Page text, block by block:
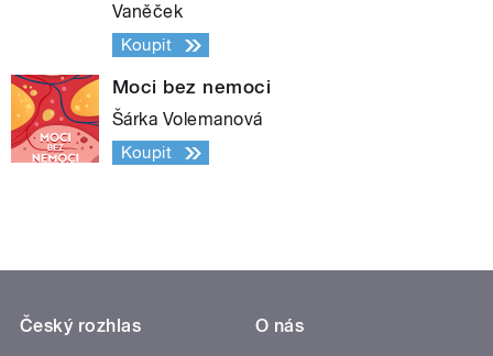
Vaněček
Koupit
Moci bez nemoci
Šárka Volemanová
Koupit
Český rozhlas
O nás